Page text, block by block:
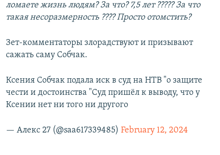
ломаете жизнь людям? За что? 7,5 лет ????? За что
такая несоразмерность ???? Просто отомстить?
Зет-комментаторы злорадствуют и призывают
сажать саму Собчак.
Ксения Собчак подала иск в суд на НТВ "о защите
чести и достоинства "Суд пришёл к выводу, что у
Ксении нет ни того ни другого
— Алекс 27 (@saa617339485) February 12, 2024